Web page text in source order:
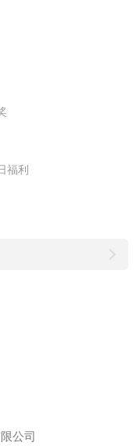
完成了多个优质工
电子,香港德昌机电,意
念，不断完善自我，
，高技术，高效率”的
，质量第一，服务第
发展要求，公司严
，通过不断创新，努力
地追求卓越，矢志创
终坚持健全企业管理
客户满意作为鑫洲人
福利
公司